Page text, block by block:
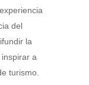
del
la
a
turismo.